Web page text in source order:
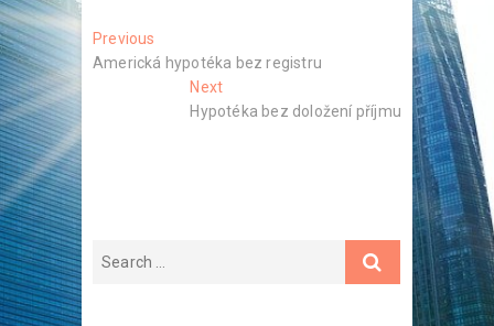
Navigace
pro
příspěvek
Previous
post:
Americká hypotéka bez registru
NextNext
post:
Hypotéka bez doložení příjmu